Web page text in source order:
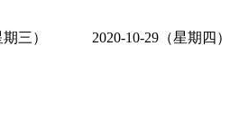
三） 2020-10-29（星期四）